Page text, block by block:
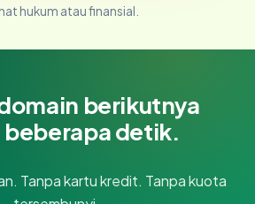
hukum atau finansial.
berikutnya
beberapa detik.
Tanpa kartu kredit. Tanpa kuota